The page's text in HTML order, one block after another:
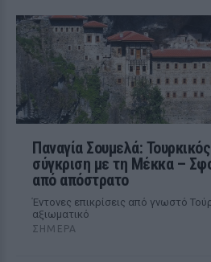
Παναγία Σουμελά:
σύγκριση με τη Μέκκα –
από απόστρατο
Έντονες επικρίσεις από γνωστό
αξιωματικό
ΣΉΜΕΡΑ